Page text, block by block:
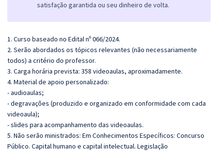
satisfação garantida ou seu dinheiro de volta.
1. Curso baseado no Edital nº 066/2024.
2. Serão abordados os tópicos relevantes (não necessariamente
todos) a critério do professor.
3. Carga horária prevista: 358 videoaulas, aproximadamente.
4. Material de apoio personalizado:
- audioaulas;
- degravações (produzido e organizado em conformidade com cada
videoaula);
- slides para acompanhamento das videoaulas.
5. Não serão ministrados: Em Conhecimentos Específicos: Concurso
Público. Capital humano e capital intelectual. Legislação